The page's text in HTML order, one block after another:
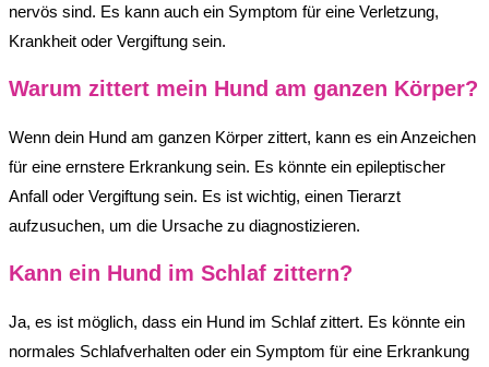
nervös sind. Es kann auch ein Symptom für eine Verletzung,
Krankheit oder Vergiftung sein.
Warum zittert mein Hund am ganzen Körper?
Wenn dein Hund am ganzen Körper zittert, kann es ein Anzeichen
für eine ernstere Erkrankung sein. Es könnte ein epileptischer
Anfall oder Vergiftung sein. Es ist wichtig, einen Tierarzt
aufzusuchen, um die Ursache zu diagnostizieren.
Kann ein Hund im Schlaf zittern?
Ja, es ist möglich, dass ein Hund im Schlaf zittert. Es könnte ein
normales Schlafverhalten oder ein Symptom für eine Erkrankung